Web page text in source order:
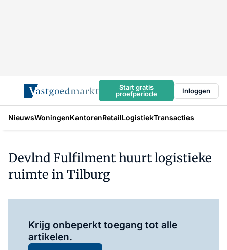
Start gratis
proefperiode
Inloggen
NieuwsWoningenKantorenRetailLogistiekTransacties
Devlnd Fulfilment huurt logistieke
ruimte in Tilburg
Krijg onbeperkt toegang tot alle
artikelen.